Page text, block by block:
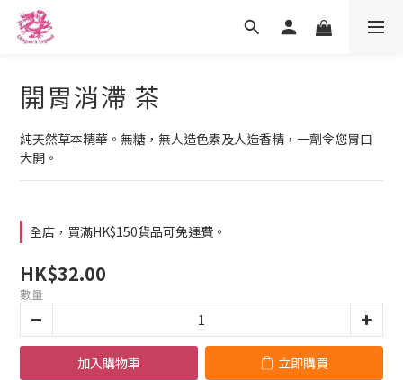
開胃消滯 茶
純天然草本精華。無糖，無人造色素及人造香精，一劑令您胃口
大開。
全店，買滿HK$150貨品可免運費。
HK$32.00
數量
加入購物車 立即購買